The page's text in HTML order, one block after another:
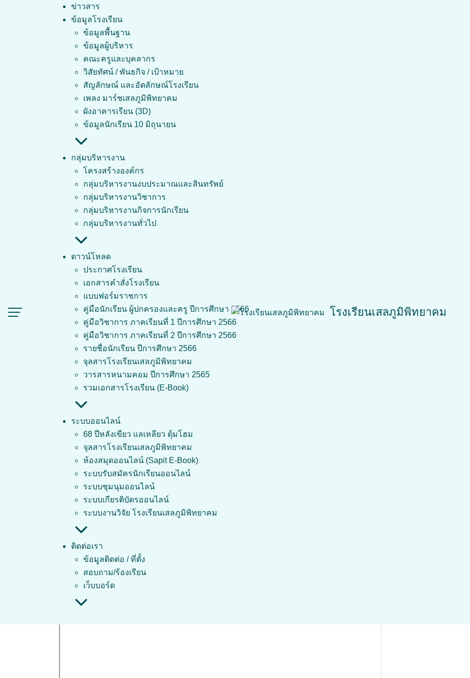
โรงเรียนเสลภูมิพิทยาคม
ข่าวสาร
ข้อมูลโรงเรียน
ข้อมูลพื้นฐาน
ข้อมูลผู้บริหาร
คณะครูและบุคลากร
วิสัยทัศน์ / พันธกิจ / เป้าหมาย
สัญลักษณ์ และอัตลักษณ์โรงเรียน
เพลง มาร์ชเสลภูมิพิทยาคม
ผังอาคารเรียน (3D)
ข้อมูลนักเรียน 10 มิถุนายน
กลุ่มบริหารงาน
โครงสร้างองค์กร
กลุ่มบริหารงานงบประมาณและสินทรัพย์
กลุ่มบริหารงานวิชาการ
กลุ่มบริหารงานกิจการนักเรียน
กลุ่มบริหารงานทั่วไป
ดาวน์โหลด
ประกาศโรงเรียน
เอกสารคำสั่งโรงเรียน
แบบฟอร์มราชการ
คู่มือนักเรียน ผู้ปกครองและครู ปีการศึกษา 2566
คู่มือวิชาการ ภาคเรียนที่ 1 ปีการศึกษา 2566
คู่มือวิชาการ ภาคเรียนที่ 2 ปีการศึกษา 2566
รายชื่อนักเรียน ปีการศึกษา 2566
จุลสารโรงเรียนเสลภูมิพิทยาคม
วารสารหนามคอม ปีการศึกษา 2565
รวมเอกสารโรงเรียน (E-Book)
ระบบออนไลน์
68 ปีหลังเขียว แลเหลียว ตุ้มโฮม
จุลสารโรงเรียนเสลภูมิพิทยาคม
ห้องสมุดออนไลน์ (Sapit E-Book)
ระบบรับสมัครนักเรียนออนไลน์
ระบบชุมนุมออนไลน์
ระบบเกียรติบัตรออนไลน์
ระบบงานวิจัย โรงเรียนเสลภูมิพิทยาคม
ติดต่อเรา
ข้อมูลติดต่อ / ที่ตั้ง
สอบถาม/ร้องเรียน
เว็บบอร์ด
แนวปฏิบัติการจัดการเรื่องร้องเรียนการทุจริตและป